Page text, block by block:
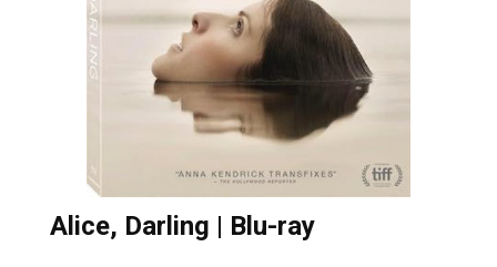
Alice, Darling | Blu-ray